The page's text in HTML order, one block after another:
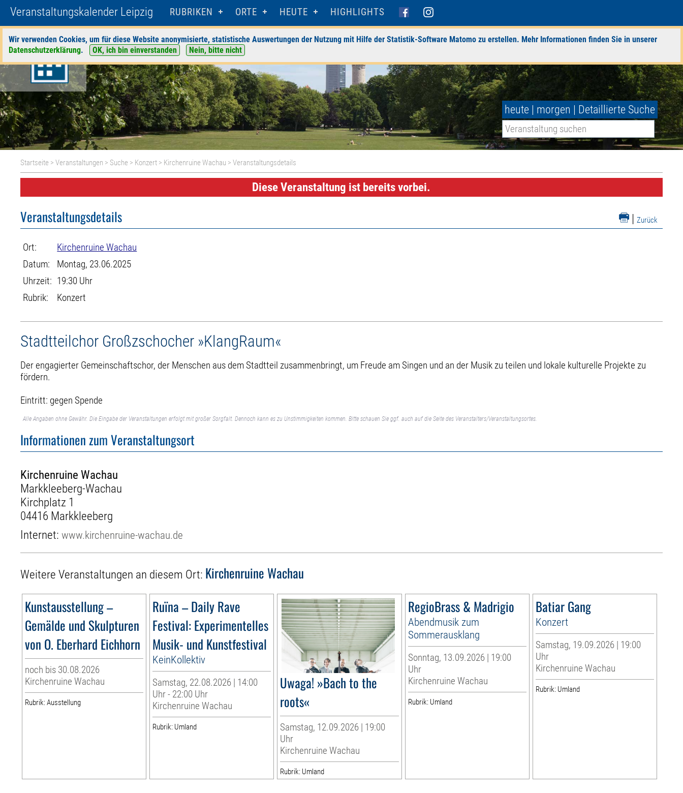
Veranstaltungskalender Leipzig RUBRIKEN ORTE HEUTE HIGHLIGHTS
Wir verwenden Cookies, um für diese Website anonymisierte, statistische Auswertungen der Nutzung mit Hilfe der Statistik-Software Matomo zu erstellen. Mehr Informationen finden Sie in unserer
Datenschutzerklärung. OK, ich bin einverstanden Nein, bitte nicht
heute | morgen | Detaillierte Suche
Startseite >Veranstaltungen > Suche > Konzert > Kirchenruine Wachau > Veranstaltungsdetails
Diese Veranstaltung ist bereits vorbei.
| Zurück
Veranstaltungsdetails
Ort:
Kirchenruine Wachau
Datum:
Montag, 23.06.2025
Uhrzeit: 19:30 Uhr
Rubrik:
Konzert
Stadtteilchor Großzschocher »KlangRaum«
Der engagierter Gemeinschaftschor, der Menschen aus dem Stadtteil zusammenbringt, um Freude am Singen und an der Musik zu teilen und lokale kulturelle Projekte zu
fördern.
Eintritt: gegen Spende
Alle Angaben ohne Gewähr. Die Eingabe der Veranstaltungen erfolgt mit großer Sorgfalt. Dennoch kann es zu Unstimmigkeiten kommen. Bitte schauen Sie ggf. auch auf die Seite des Veranstalters/Veranstaltungsortes.
Informationen zum Veranstaltungsort
Kirchenruine Wachau
Markkleeberg-Wachau
Kirchplatz 1
04416 Markkleeberg
Internet:www.kirchenruine-wachau.de
Weitere Veranstaltungen an diesem Ort: Kirchenruine Wachau
Kunstausstellung –
Gemälde und Skulpturen
von O. Eberhard Eichhorn
noch bis 30.08.2026
Kirchenruine Wachau
Rubrik: Ausstellung
Ruïna – Daily Rave
Festival: Experimentelles
Musik- und Kunstfestival
KeinKollektiv
Samstag, 22.08.2026 | 14:00
Uhr - 22:00 Uhr
Kirchenruine Wachau
Rubrik: Umland
Uwaga! »Bach to the
roots«
Samstag, 12.09.2026 | 19:00
Uhr
Kirchenruine Wachau
Rubrik: Umland
RegioBrass & Madrigio
Abendmusik zum
Sommerausklang
Sonntag, 13.09.2026 | 19:00
Uhr
Kirchenruine Wachau
Rubrik: Umland
Batiar Gang
Konzert
Samstag, 19.09.2026 | 19:00
Uhr
Kirchenruine Wachau
Rubrik: Umland